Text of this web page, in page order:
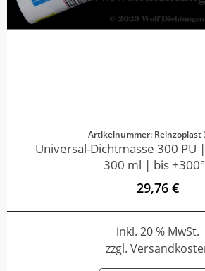
Artikelnummer: Reinzoplast
Universal-Dichtmasse 300 PU
300 ml | bis
29,76 €
inkl. 20 % MwSt.
zzgl.